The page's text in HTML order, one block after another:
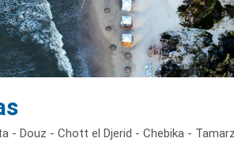
- Douz - Chott el Djerid - Chebika -